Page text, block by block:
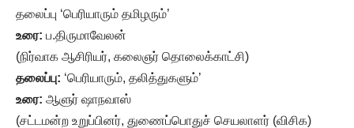
தலைப்பு ‘பெரியாரும் தமிழரும்’
உரை: ப.திருமாவேலன்
(நிர்வாக ஆசிரியர், கலைஞர் தொலைக்காட்சி)
தலைப்பு: ‘பெரியாரும், தலித்துகளும்’
உரை: ஆளுர் ஷாநவாஸ்
(சட்டமன்ற உறுப்பினர், துணைப்பொதுச் செயலாளர் (விசிக)